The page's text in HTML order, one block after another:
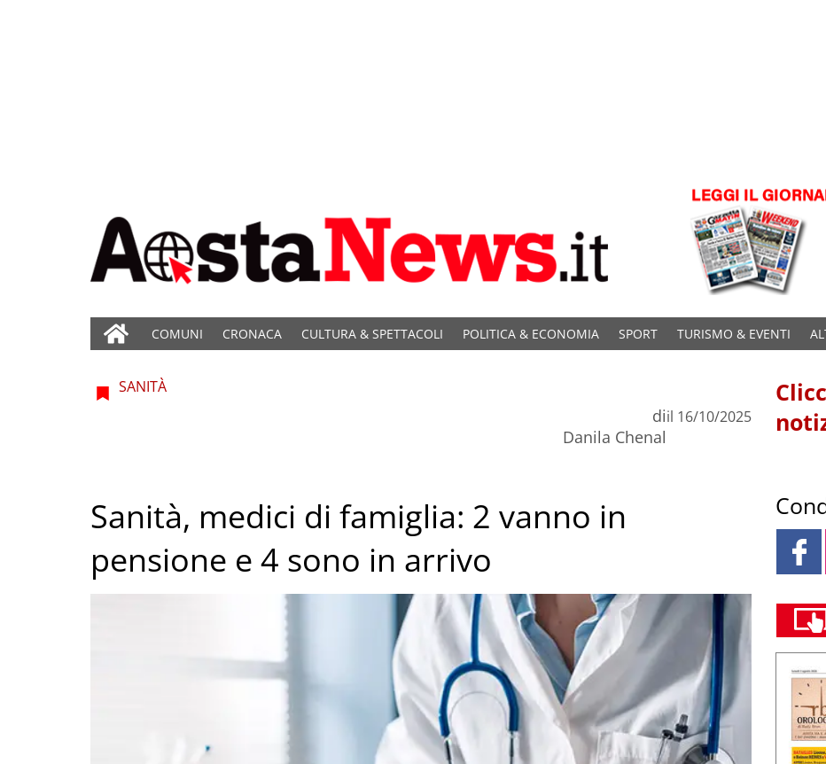
COMUNI CRONACA CULTURA & SPETTACOLI POLITICA & ECONOMIA SPORT TURISMO & EVENTI
SANITÀ
di
Danila Chenal
il 16/10/2025
Sanità, medici di famiglia: 2 vanno in
pensione e 4 sono in arrivo